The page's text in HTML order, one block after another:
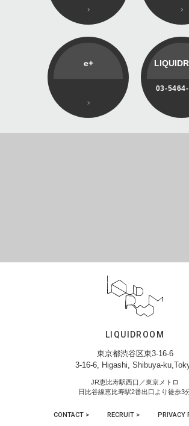
e+
03-
LIQUIDROOM
東京都渋谷区東3-16-6
3-16-6, Higashi, Shibuya-
JR恵比寿駅西口／東京メトロ
日比谷線恵比寿駅2番出口より徒歩3
CONTACT > RECRUIT > PRIVACY